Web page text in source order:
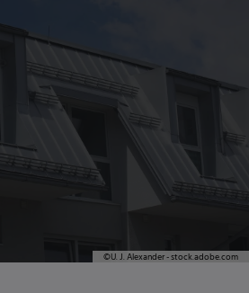
©U. J. Alexander - stock.adobe.com